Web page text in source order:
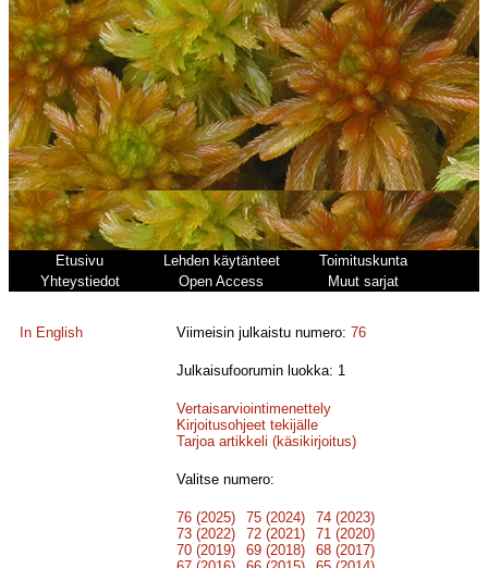
Etusivu Lehden käytänteet
Toimituskunta
Yhteystiedot
Open Access Muut sarjat
In English Viimeisin julkaistu numero:76
Julkaisufoorumin luokka: 1
Vertaisarviointimenettely
Kirjoitusohjeet tekijälle
Tarjoa artikkeli (käsikirjoitus)
Valitse numero:
76 (2025) 75 (2024)
74 (2023)
73 (2022)
72 (2021)
71 (2020)
70 (2019)
69 (2018)
68 (2017)